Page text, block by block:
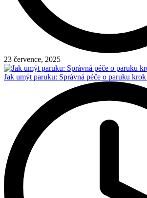
23 července, 2025
Jak umýt paruku: Správná péče o paruku